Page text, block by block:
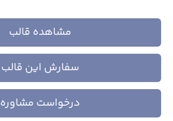
مشاهده قالب
سفارش این قالب
درخواست مشاوره